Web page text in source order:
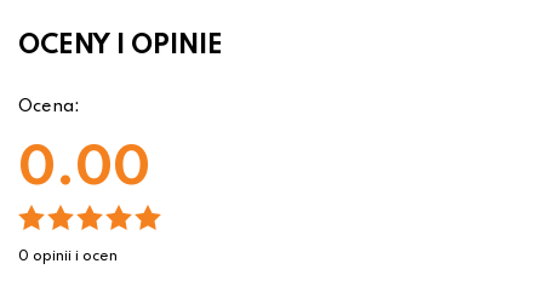
OCENY I OPINIE
Ocena:
0.00
0 opinii i ocen